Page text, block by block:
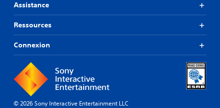
Assistance
Ressources
Connexion
© 2026 Sony Interactive Entertainment LLC